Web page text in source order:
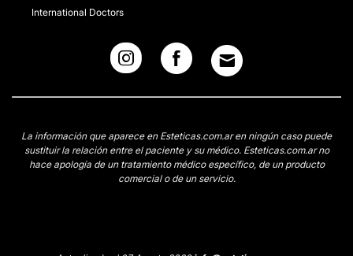
International Doctors
La información que aparece en Esteticas.com.ar en ningún caso puede
sustituir la relación entre el paciente y su médico. Esteticas.com.ar no
hace apología de un tratamiento médico específico, de un producto
comercial o de un servicio.